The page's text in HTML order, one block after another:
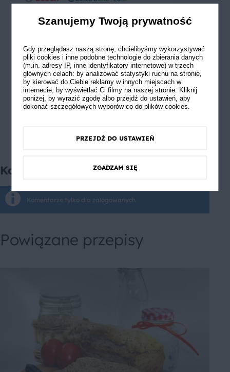
Komentarze
Komentarze tylko dla zalogowanych
Powiązane przepisy
Szanujemy Twoją prywatność
Gdy przeglądasz naszą stronę, chcielibyśmy wykorzystywać
pliki cookies i inne podobne technologie do zbierania danych
(m.in. adresy IP, inne identyfikatory internetowe) w trzech
głównych celach: by analizować statystyki ruchu na stronie,
by kierować do Ciebie reklamy w innych miejscach w
internecie, by wyświetlać Ci filmy na naszej stronie. Kliknij
poniżej, by wyrazić zgodę albo przejdź do ustawień, aby
dokonać szczegółowych wyborów co do plików cookies.
PRZEJDŹ DO USTAWIEŃ
ZGADZAM SIĘ